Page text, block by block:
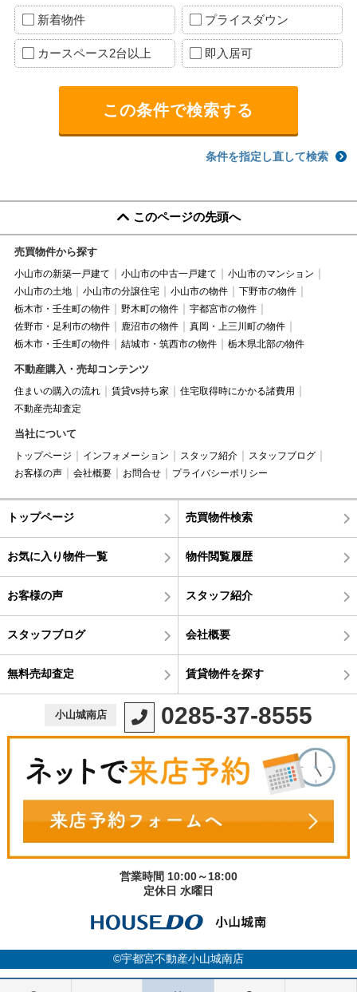
新着物件 プライスダウン
カースペース2台以上 即入居可
条件を指定し直して検索
このページの先頭へ
売買物件から探す
小山市の新築一戸建て 小山市の中古一戸建て
小山市のマンション
小山市の土地
小山市の分譲住宅 小山市の物件
下野市の物件
栃木市・壬生町の物件
野木町の物件
宇都宮市の物件
佐野市・足利市の物件
鹿沼市の物件
真岡・上三川町の物件
栃木市・壬生町の物件
結城市・筑西市の物件 栃木県北部の物件
不動産購入・売却コンテンツ
住まいの購入の流れ 賃貸vs持ち家
住宅取得時にかかる諸費用
不動産売却査定
当社について
トップページ インフォメーション スタッフ紹介
スタッフブログ
お客様の声
会社概要 お問合せ プライバシーポリシー
トップページ 売買物件検索
お気に入り物件一覧 物件閲覧履歴
お客様の声 スタッフ紹介
スタッフブログ 会社概要
無料売却査定 賃貸物件を探す
小山城南店 0285-37-8555
営業時間 10:00～18:00
定休日 水曜日
©宇都宮不動産小山城南店